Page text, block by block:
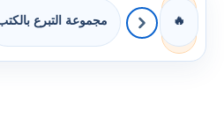
🔥 مجموعة التبرع بالكتب